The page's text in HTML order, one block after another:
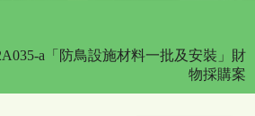
a「防鳥設施材料一批及安裝」財
物採購案